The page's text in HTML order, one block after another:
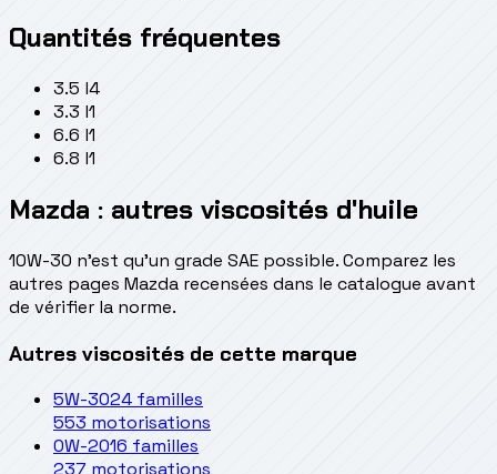
Quantités fréquentes
3.5 l4
3.3 l1
6.6 l1
6.8 l1
Mazda : autres viscosités d'huile
10W-30 n'est qu'un grade SAE possible. Comparez les
autres pages Mazda recensées dans le catalogue avant
de vérifier la norme.
Autres viscosités de cette marque
5W-3024 familles
553 motorisations
0W-2016 familles